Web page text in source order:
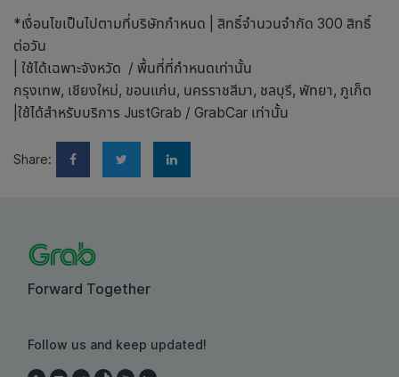
*เงื่อนไขเป็นไปตามที่บริษัทกำหนด | สิทธิ์จำนวนจำกัด 300 สิทธิ์
ต่อวัน
| ใช้ได้เฉพาะจังหวัด / พื้นที่ที่กำหนดเท่านั้น
กรุงเทพ, เชียงใหม่, ขอนแก่น, นครราชสีมา, ชลบุรี, พัทยา, ภูเก็ต
|ใช้ได้สำหรับบริการ JustGrab / GrabCar เท่านั้น
Share:
Forward Together
Follow us and keep updated!